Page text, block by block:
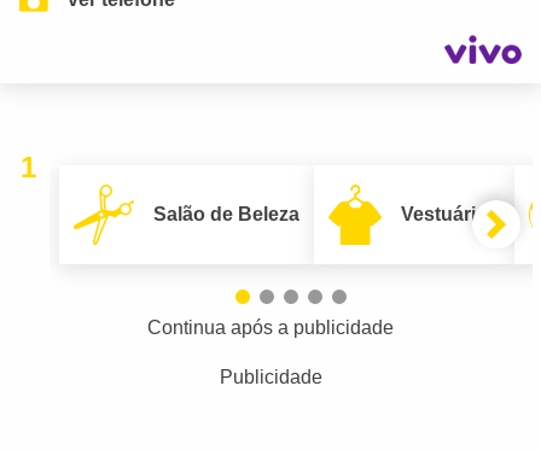
1
Salão de Beleza Vestuário
Continua após a publicidade
Publicidade